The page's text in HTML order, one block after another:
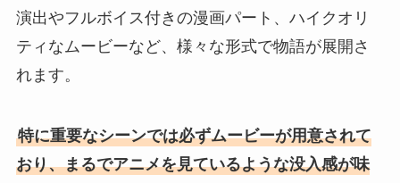
演出やフルボイス付きの漫画パート、ハイクオリ
ティなムービーなど、様々な形式で物語が展開さ
れます。
特に重要なシーンでは必ずムービーが用意されて
おり、まるでアニメを見ているような没入感が味